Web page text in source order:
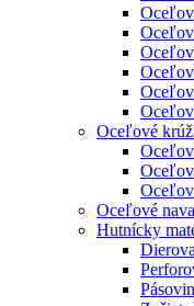
Oceľové
Oceľové
Hutnícky